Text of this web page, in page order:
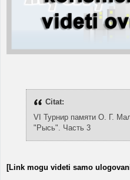
Citat:
VI Турнир памяти О. Г.
"Рысь". Часть 3
[Link mogu videti samo